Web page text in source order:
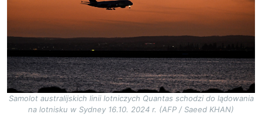
Samolot australijskich linii lotniczych Quantas schodzi do lądowania
na lotnisku w Sydney 16.10. 2024 r. (AFP / Saeed KHAN)